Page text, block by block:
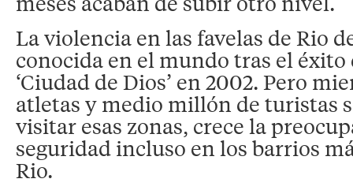
La violencia en las favelas de Rio
conocida en el mundo tras el éxito
‘Ciudad de Dios’ en 2002. Pero
atletas y medio millón de turistas
visitar esas zonas, crece la
seguridad incluso en los barrios
Rio.